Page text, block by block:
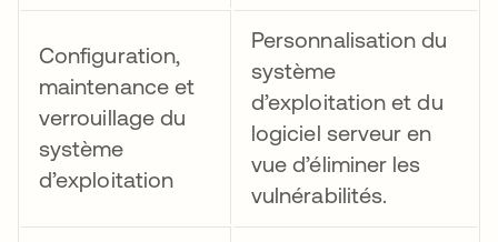
Configuration,
maintenance et
verrouillage du
système
d’exploitation
Personnalisation du
système
d’exploitation et du
logiciel serveur en
vue d’éliminer les
vulnérabilités.